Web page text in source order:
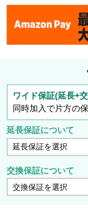
ワイド保証(延長+
同時加入で片方の
延長保証について
交換保証について